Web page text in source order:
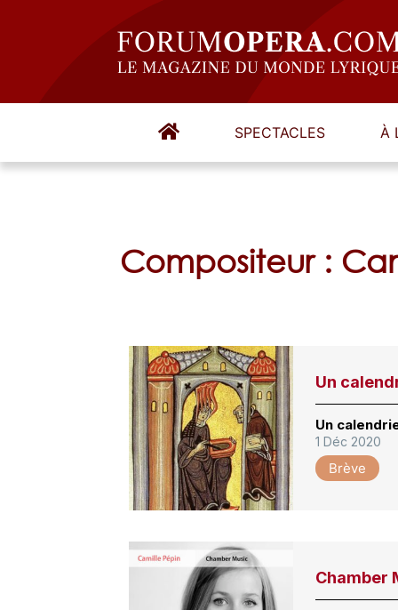
SPECTACLES À
Compositeur :
Un
Un
1 Déc 2020
Brève
Chamber